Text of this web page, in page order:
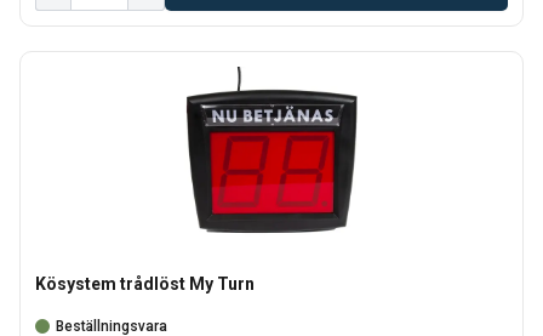
Kösystem trådlöst My Turn
Beställningsvara